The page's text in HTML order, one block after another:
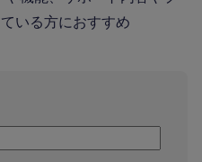
いる方におすすめ